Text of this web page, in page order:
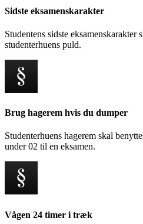
Sidste eksamenskarakter
Studentens sidste eksamenskarakter
studenterhuens puld.
Brug hagerem hvis du dumper
Studenterhuens hagerem skal
under 02 til en eksamen.
Vågen 24 timer i træk